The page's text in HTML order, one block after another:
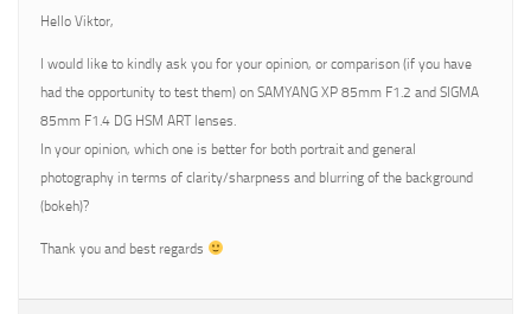
Hello Viktor,
I would like to kindly ask you for your opinion, or comparison (if you have
had the opportunity to test them) on SAMYANG XP 85mm F1.2 and SIGMA
85mm F1.4 DG HSM ART lenses.
In your opinion, which one is better for both portrait and general
photography in terms of clarity/sharpness and blurring of the background
(bokeh)?
Thank you and best regards